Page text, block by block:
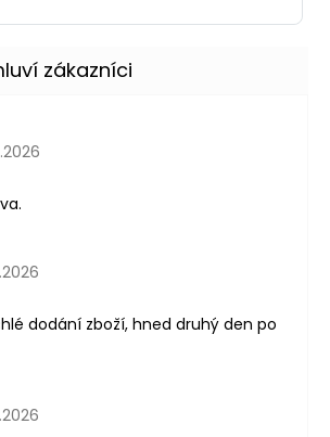
obchodu je 5 z 5 hvězdiček.
obchodu je 5 z 5 hvězdiček.
dodání zboží, hned druhý den po
obchodu je 5 z 5 hvězdiček.